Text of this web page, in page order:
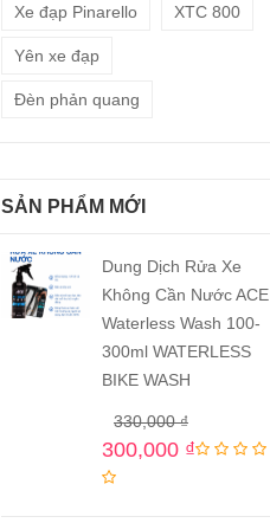
Xe đạp Pinarello XTC 800
Yên xe đạp
Đèn phản quang
SẢN PHẨM MỚI
Dung Dịch Rửa Xe
Không Cần Nước ACE
Waterless Wash 100-
300ml WATERLESS
BIKE WASH
330,000₫
300,000 ₫